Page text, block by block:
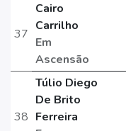
37
Cairo
Carrilho
Em
Ascensão
38
Túlio Diego
De Brito
Ferreira